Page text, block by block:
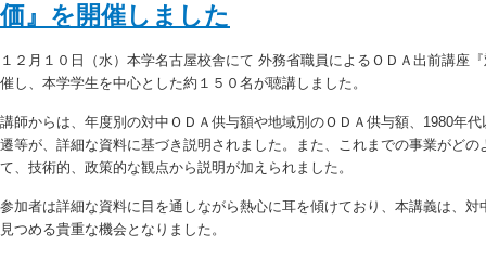
価』を開催しました
１２月１０日（水）本学名古屋校舎にて 外務省職員によるＯＤＡ出前講座
催し、本学学生を中心とした約１５０名が聴講しました。
講師からは、年度別の対中ＯＤＡ供与額や地域別のＯＤＡ供与額、1980年
遷等が、詳細な資料に基づき説明されました。また、これまでの事業がど
て、技術的、政策的な観点から説明が加えられました。
参加者は詳細な資料に目を通しながら熱心に耳を傾けており、本講義は、
見つめる貴重な機会となりました。